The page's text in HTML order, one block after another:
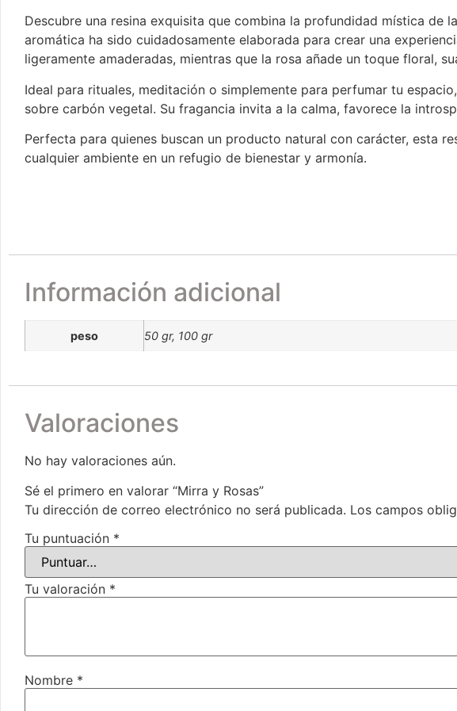
Descubre una resina exquisita que combina la profundidad mística de
aromática ha sido cuidadosamente elaborada para crear una
ligeramente amaderadas, mientras que la rosa añade un toque floral,
Ideal para rituales, meditación o simplemente para perfumar tu
sobre carbón vegetal. Su fragancia invita a la calma, favorece la
Perfecta para quienes buscan un producto natural con carácter, esta
cualquier ambiente en un refugio de bienestar y armonía.
Información adicional
peso 50 gr, 100 gr
Valoraciones
No hay valoraciones aún.
Sé el primero en valorar “Mirra y Rosas”
Tu dirección de correo electrónico no será publicada. Los campos
Tu puntuación *
Tu valoración *
Nombre *